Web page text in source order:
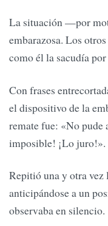
La situación —por
embarazosa. Los
como él la sacudía
Con frases
el dispositivo de la
remate fue: «No pude
imposible! ¡Lo juro!».
Repitió una y otra vez
anticipándose a un
observaba en silencio.